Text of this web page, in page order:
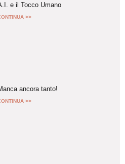
e il Tocco Umano
>>
ancora tanto!
>>